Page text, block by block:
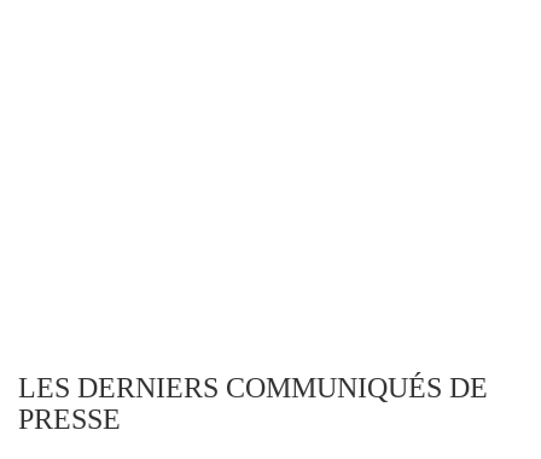
LES DERNIERS COMMUNIQUÉS DE
PRESSE